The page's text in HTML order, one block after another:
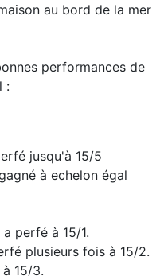
au bord de la mer
performances de
:
jusqu'à 15/5
à echelon égal
perfé à 15/1.
plusieurs fois à 15/2.
15/3.